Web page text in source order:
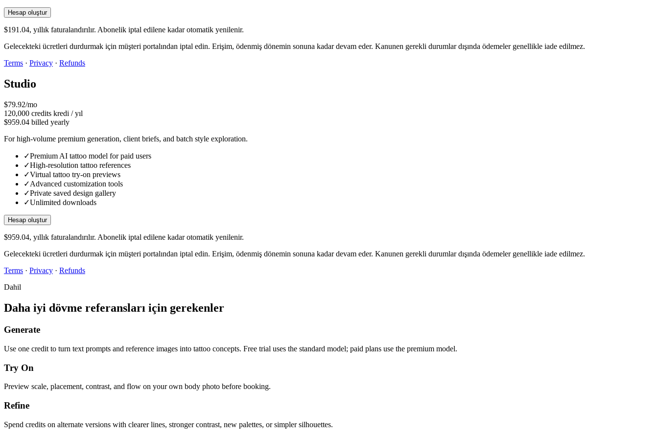
Hesap oluştur
$191.04, yıllık faturalandırılır. Abonelik iptal edilene kadar otomatik yenilenir.
Gelecekteki ücretleri durdurmak için müşteri portalından iptal edin. Erişim, ödenmiş dönemin sonuna kadar devam eder. Kanunen gerekli durumlar dışında ödemeler genellikle iade edilmez.
Terms · Privacy · Refunds
Studio
$79.92/mo
120,000 credits kredi / yıl
$959.04 billed yearly
For high-volume premium generation, client briefs, and batch style exploration.
✓Premium AI tattoo model for paid users
✓High-resolution tattoo references
✓Virtual tattoo try-on previews
✓Advanced customization tools
✓Private saved design gallery
✓Unlimited downloads
Hesap oluştur
$959.04, yıllık faturalandırılır. Abonelik iptal edilene kadar otomatik yenilenir.
Gelecekteki ücretleri durdurmak için müşteri portalından iptal edin. Erişim, ödenmiş dönemin sonuna kadar devam eder. Kanunen gerekli durumlar dışında ödemeler genellikle iade edilmez.
Terms · Privacy · Refunds
Dahil
Daha iyi dövme referansları için gerekenler
Generate
Use one credit to turn text prompts and reference images into tattoo concepts. Free trial uses the standard model; paid plans use the premium model.
Try On
Preview scale, placement, contrast, and flow on your own body photo before booking.
Refine
Spend credits on alternate versions with clearer lines, stronger contrast, new palettes, or simpler silhouettes.